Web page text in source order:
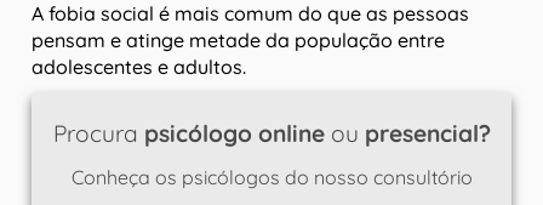
A fobia social é mais comum do que as pessoas
pensam e atinge metade da população entre
adolescentes e adultos.
Procura psicólogo onlineou presencial?
Conheça os psicólogos do nosso consultório